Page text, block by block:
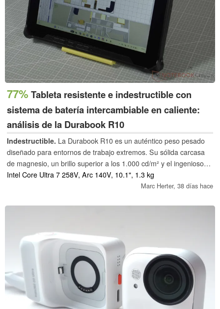
77% Tableta resistente e indestructible con
sistema de batería intercambiable en caliente:
análisis de la Durabook R10
Indestructible. La Durabook R10 es un auténtico peso pesado
diseñado para entornos de trabajo extremos. Su sólida carcasa
de magnesio, un brillo superior a los 1.000 cd/m² y el ingenioso
sistema de batería intercambiable en caliente hacen que la
Durabook R10 sea ideal para un uso intensivo al aire libre.
Intel Core Ultra 7 258V, Arc 140V, 10.1", 1.3 kg
Marc Herter, 38 días hace